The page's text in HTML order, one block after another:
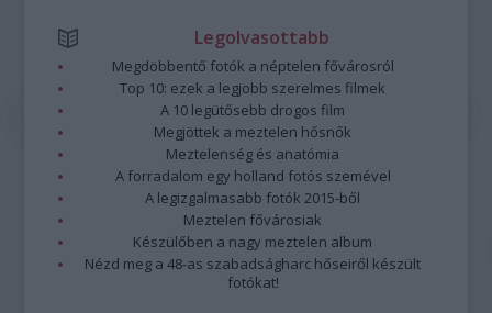
Legolvasottabb
Megdöbbentő fotók a néptelen fővárosról
Top 10: ezek a legjobb szerelmes filmek
A 10 legütősebb drogos film
Megjöttek a meztelen hősnők
Meztelenség és anatómia
A forradalom egy holland fotós szemével
A legizgalmasabb fotók 2015-ből
Meztelen fővárosiak
Készülőben a nagy meztelen album
Nézd meg a 48-as szabadságharc hőseiről készült
fotókat!